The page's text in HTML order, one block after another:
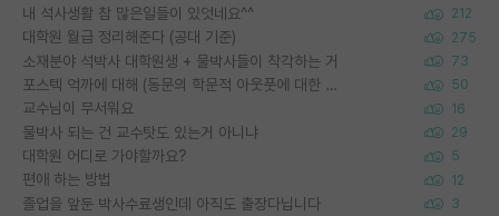
내 석사생활 참 많은일들이 있엇네요^^ 212
대학원 월급 정리해준다 (공대 기준) 275
소재분야 석박사 대학원생 + 물박사들이 착각하는 거 73
포스텍 억까에 대해 (동문의 학문적 아웃풋에 대한 반박) 50
교수님이 무서워요 16
물박사 되는 건 교수탓도 있는거 아니냐 29
대학원 어디로 가야할까요? 5
편애 하는 방법 12
졸업을 앞둔 박사수료생인데 아직도 출장다닙니다 3